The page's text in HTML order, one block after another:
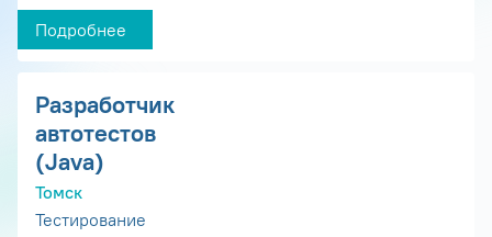
Подробнее
Разработчик
автотестов
(Java)
Томск
Тестирование